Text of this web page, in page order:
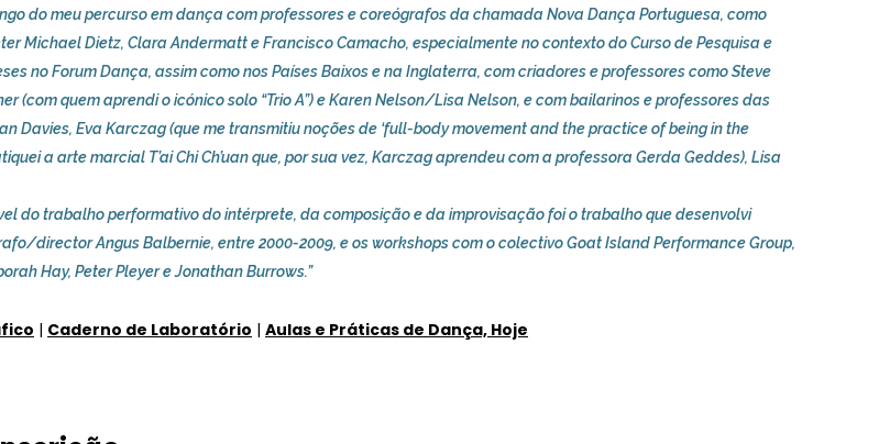
do meu percurso em dança com professores e coreógrafos da chamada Nova Dança Portuguesa, como
Michael Dietz, Clara Andermatt e Francisco Camacho, especialmente no contexto do Curso de Pesquisa e
no Forum Dança, assim como nos Países Baixos e na Inglaterra, com criadores e professores como Steve
(com quem aprendi o icónico solo “Trio A”) e Karen Nelson/Lisa Nelson, e com bailarinos e professores das
Davies, Eva Karczag (que me transmitiu noções de ‘full-body movement and the practice of being in the
a arte marcial T’ai Chi Ch’uan que, por sua vez, Karczag aprendeu com a professora Gerda Geddes), Lisa
do trabalho performativo do intérprete, da composição e da improvisação foi o trabalho que desenvolvi
director Angus Balbernie, entre 2000-2009, e os workshops com o colectivo Goat Island Performance Group,
Hay, Peter Pleyer e Jonathan Burrows.”
| Caderno de Laboratório | Aulas e Práticas de Dança, Hoje